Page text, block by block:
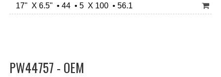
17" X 6.5" • 44 • 5 X 100 • 56.1
PW44757 - OEM